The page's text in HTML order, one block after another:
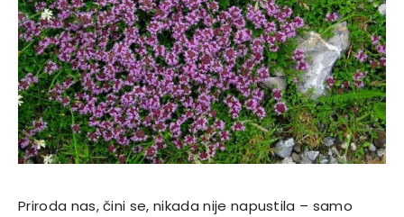
Priroda nas, čini se, nikada nije napustila – samo